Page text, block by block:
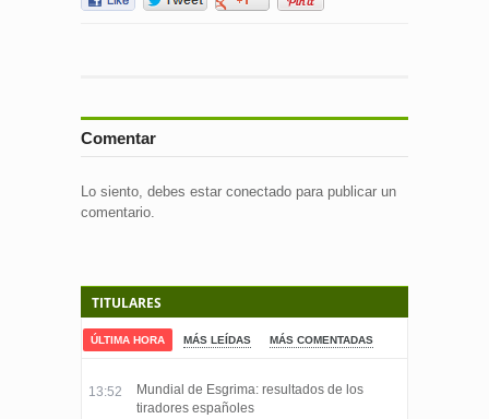
Comentar
Lo siento, debes estar conectado para publicar un
comentario.
TITULARES
ÚLTIMA HORA MÁS LEÍDAS MÁS COMENTADAS
13:52
Mundial de Esgrima: resultados de los
tiradores españoles